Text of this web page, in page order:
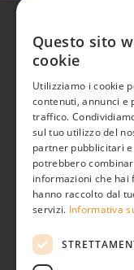
E-
P.
Copyright ©
Questo sito
cookie
Utilizziamo i cookie
contenuti, annunci e
traffico.
sul tuo utilizzo del
partner pubblicitari
potrebbero
informazioni che hai
hanno raccolto dal
servizi. Informativa